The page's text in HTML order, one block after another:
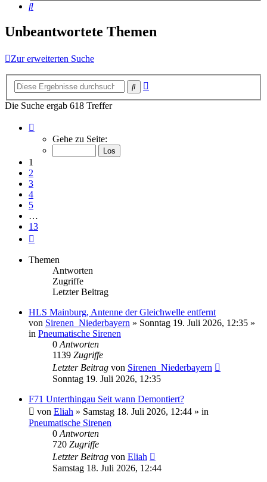
Suche
Unbeantwortete Themen
Zur erweiterten Suche
Suche
Die Suche ergab 618 Treffer
von
Gehe zu Seite:
1
2
3
4
5
…
13
Themen
Antworten
Zugriffe
Letzter Beitrag
HLS Mainburg, Antenne der Gleichwelle entfernt
von Sirenen_Niederbayern » Sonntag 19. Juli 2026, 12:35 »
in Pneumatische Sirenen
0 Antworten
1139 Zugriffe
Letzter Beitrag von Sirenen_Niederbayern
Sonntag 19. Juli 2026, 12:35
F71 Unterthingau Seit wann Demontiert?
von Eliah » Samstag 18. Juli 2026, 12:44 » in
Pneumatische Sirenen
0 Antworten
720 Zugriffe
Letzter Beitrag von Eliah
Samstag 18. Juli 2026, 12:44